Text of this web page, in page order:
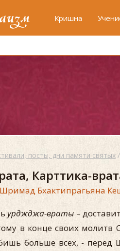
Кришна
посты, дни памяти святых /
Карттика-
Бхактипрагьяна
урджджа-враты –
в конце своих молитв
больше всех, - перед